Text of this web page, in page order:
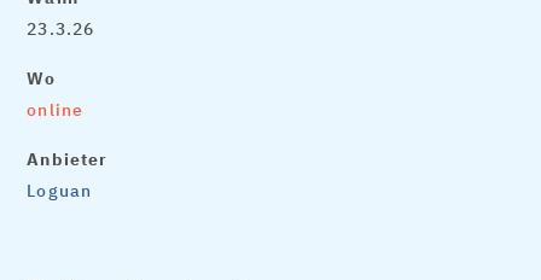
23.3.26
Wo
online
Anbieter
Loguan